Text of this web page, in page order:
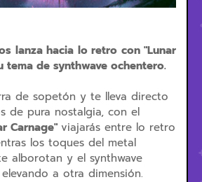
lanza hacia lo retro con "Lunar
tema de synthwave ochentero.
de sopetón y te lleva directo
de pura nostalgia, con el
Carnage" viajarás entre lo retro
los toques del metal
alborotan y el synthwave
a otra dimensión.